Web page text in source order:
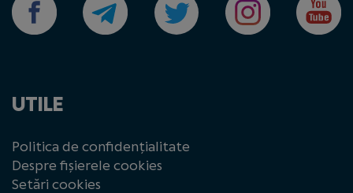
UTILE
Politica de confidențialitate
Despre fișierele cookies
Setări cookies